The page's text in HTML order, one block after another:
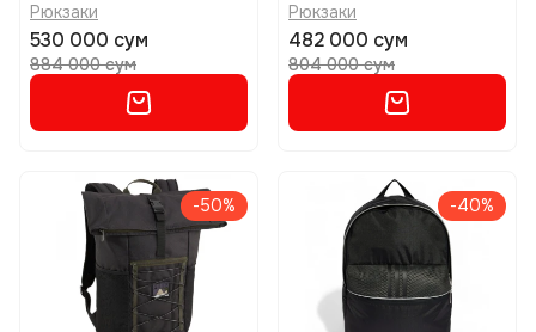
Рюкзаки
530 000 сум
884 000 сум
Рюкзаки
482 000 сум
804 000 сум
-50% -40%